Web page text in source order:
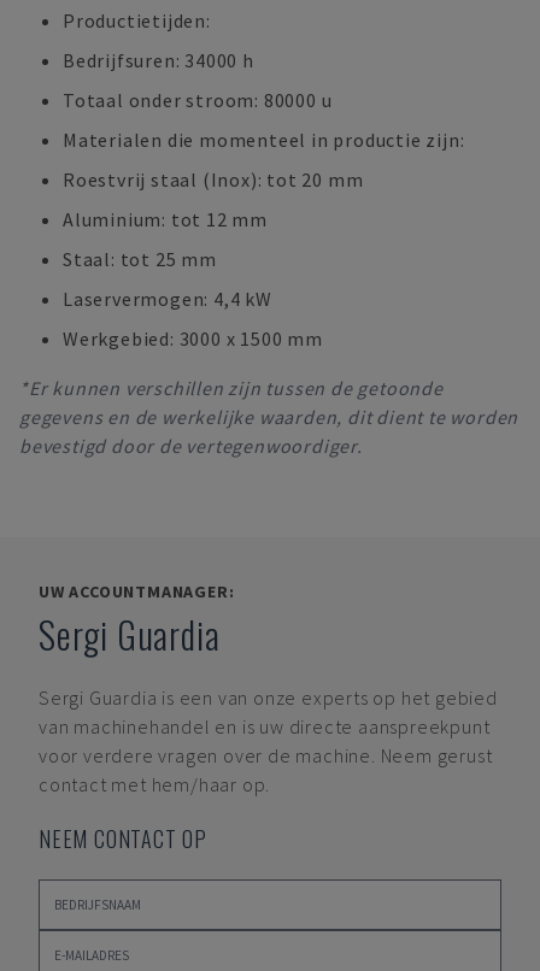
Productietijden:
Bedrijfsuren: 34000 h
Totaal onder stroom: 80000 u
Materialen die momenteel in productie zijn:
Roestvrij staal (Inox): tot 20 mm
Aluminium: tot 12 mm
Staal: tot 25 mm
Laservermogen: 4,4 kW
Werkgebied: 3000 x 1500 mm
*Er kunnen verschillen zijn tussen de getoonde
gegevens en de werkelijke waarden, dit dient te worden
bevestigd door de vertegenwoordiger.
UW ACCOUNTMANAGER:
Sergi Guardia
Sergi Guardia is een van onze experts op het gebied
van machinehandel en is uw directe aanspreekpunt
voor verdere vragen over de machine. Neem gerust
contact met hem/haar op.
NEEM CONTACT OP